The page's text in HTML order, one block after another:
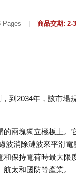
Pages | 商品交期: 2-
到2034年，該市場
兩塊獨立極板上。
消除漣波來平滑
保持電荷時最大限
太和國防等產業。